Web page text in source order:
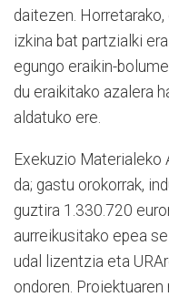
daitezen.
izkina bat partzialki
egungo eraikin-
du eraikitako azalera
aldatuko ere.
Exekuzio Materialeko
da; gastu orokorrak,
guztira 1.330.720
aurreikusitako epea
udal lizentzia eta
ondoren.